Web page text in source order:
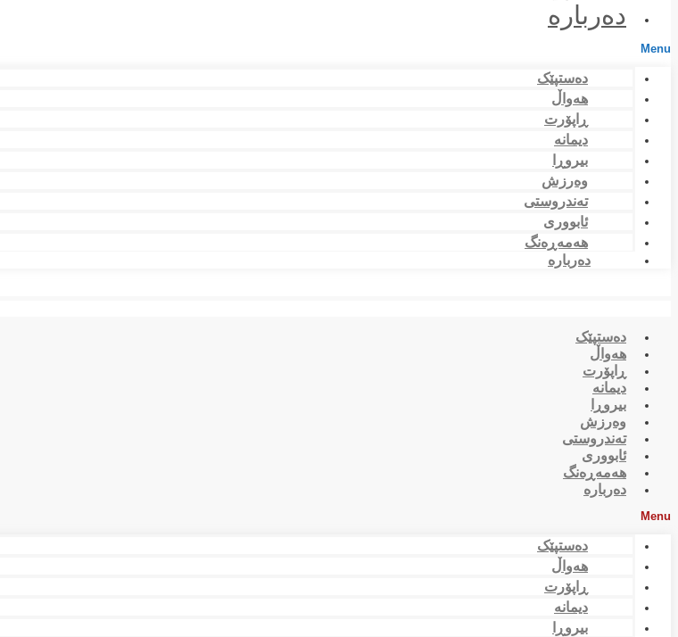
دەربارە
Menu
دەستپێک
هەواڵ
ڕاپۆرت
دیمانە
بیروڕا
وەرزش
تەندروستی
ئابووری
هەمەڕەنگ
دەربارە
دەستپێک
هەواڵ
ڕاپۆرت
دیمانە
بیروڕا
وەرزش
تەندروستی
ئابووری
هەمەڕەنگ
دەربارە
Menu
دەستپێک
هەواڵ
ڕاپۆرت
دیمانە
بیروڕا